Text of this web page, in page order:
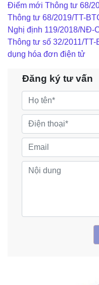
Điểm mới Thông tư 68/
Thông tư 68/2019/TT-
Nghị định 119/2018/NĐ-
Thông tư số 32/2011/
dụng hóa đơn điện tử
Đăng ký tư vấn